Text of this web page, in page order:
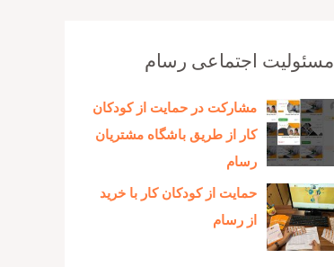
مسئولیت اجتماعی رسام
مشارکت در حمایت از کودکان
کار از طریق باشگاه مشتریان
رسام
حمایت از کودکان کار با خرید
از رسام